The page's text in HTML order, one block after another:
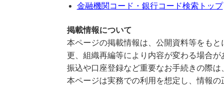
金融機関コード・銀行コード検索トップ
掲載情報について
本ページの掲載情報は、公開資料等をも
更、組織再編等により内容が変わる場合が
振込や口座登録など重要なお手続きの際
本ページは実務での利用を想定し、情報の